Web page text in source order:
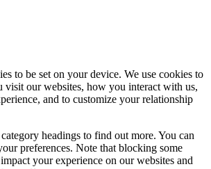
to be set on your device. We use cookies to
visit our websites, how you interact with us,
and to customize your relationship
headings to find out more. You can
preferences. Note that blocking some
your experience on our websites and